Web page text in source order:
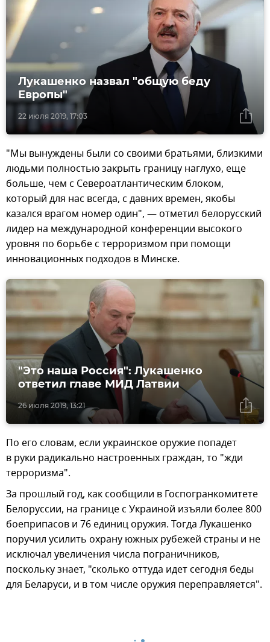
22 июля 2019, 17:03
Лукашенко назвал "общую беду
Европы"
"Мы вынуждены были со своими братьями, близкими
людьми полностью закрыть границу наглухо, еще
больше, чем с Североатлантическим блоком,
который для нас всегда, с давних времен, якобы
казался врагом номер один", — отметил белорусский
лидер на международной конференции высокого
уровня по борьбе с терроризмом при помощи
инновационных подходов в Минске.
26 июля 2019, 13:21
"Это наша Россия": Лукашенко
ответил главе МИД Латвии
По его словам, если украинское оружие попадет
в руки радикально настроенных граждан, то "жди
терроризма".
За прошлый год, как сообщили в Госпогранкомитете
Белоруссии, на границе с Украиной изъяли более 800
боеприпасов и 76 единиц оружия. Тогда Лукашенко
поручил усилить охрану южных рубежей страны и не
исключал увеличения числа пограничников,
поскольку знает, "сколько оттуда идет сегодня беды
для Беларуси, и в том числе оружия переправляется".